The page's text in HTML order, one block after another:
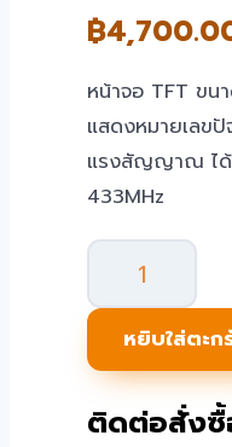
฿
หน้าจอ TFT ขน
แสดงหมายเลข
แรงสัญญาณ ได้
433MHz
จำนวน
เครื่อง
เรียก
คิว
MiniQ
QS-
หยิบใส่ตะก
ติดต่อสั่งซื้